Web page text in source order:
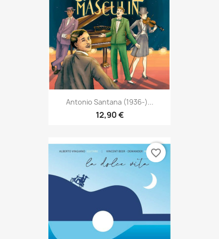
Antonio Santana (1936-)...
12,90 €
favorite_border